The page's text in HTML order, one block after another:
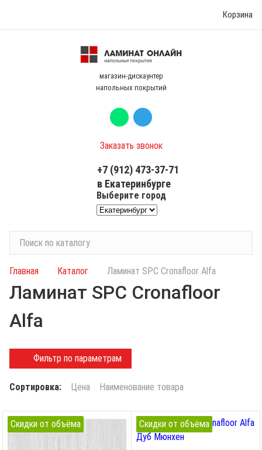
Корзина
магазин-дискаунтер
напольных покрытий
и
к
о
а
л
г
у
Заказать звонок
+7 (912) 473-37-71
в Екатеринбурге
Выберите город
Главная Каталог Ламинат SPC Cronafloor Alfa
Ламинат SPC Cronafloor
Alfa
Фильтр по параметрам
Сортировка: Цена Наименование товара
Скидки от объёма Скидки от объёма